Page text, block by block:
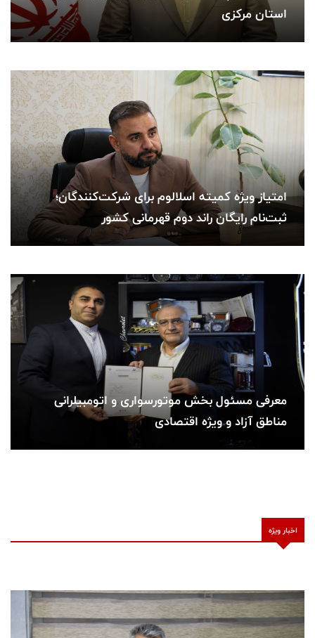
استان مرکزی
امتیاز ویژه کمیته اسلالوم برای شرکت‌کنندگان؛
ثبت‌نام رایگان راند دوم قهرمانی کشور
معرفی مسئول بخش موتورسواری و اتومبیلرانی
مناطق آزاد و ویژه اقتصادی
اخبار ویژه